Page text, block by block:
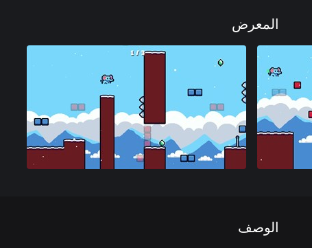
المعرض
الوصف